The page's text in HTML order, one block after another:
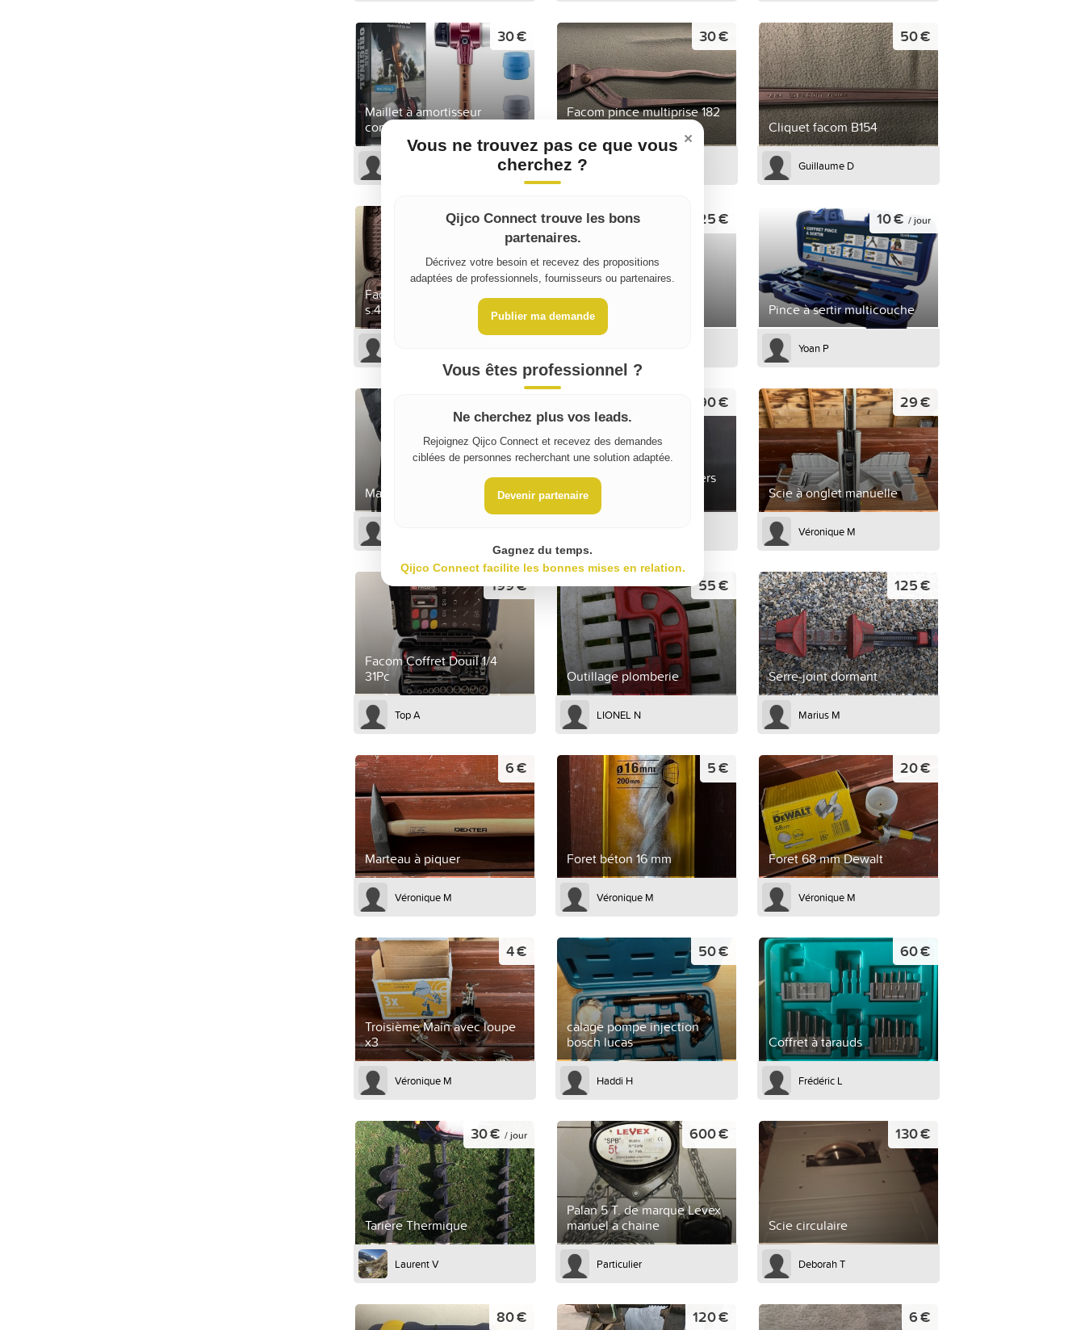
Maillet à amortisseur
composable Halder
30 €
Facom pince multiprise 182
30 €
Cliquet facom B154
50 €
Guillaume D
Facom coffret à cliquet
s.441ap
220 €
Pince coupante FACOM,
192-16 CP
25 €
Pince à sertir multicouche
10 € / jour
Yoan P
Marteau burineur
Pistolet sert cables colliers
ty-rap
90 €
Scie à onglet manuelle
29 €
Véronique M
Facom Coffret Douil 1/4
31Pc
199 €
Top A
Outillage plomberie
55 €
LIONEL N
Serre-joint dormant
125 €
Marius M
Marteau à piquer
6 €
Véronique M
Foret béton 16 mm
5 €
Véronique M
Foret 68 mm Dewalt
20 €
Véronique M
Troisième Main avec loupe
x3
4 €
Véronique M
calage pompe injection
bosch lucas
50 €
Haddi H
Coffret à tarauds
60 €
Frédéric L
Tarière Thermique
30 € / jour
Laurent V
Palan 5 T. de marque Levex
manuel a chaine
600 €
Particulier
Scie circulaire
130 €
Deborah T
80 € 120 € 6 €
×
Vous ne trouvez pas ce que vous
cherchez ?
Qijco Connect trouve les bons
partenaires.
Décrivez votre besoin et recevez des propositions
adaptées de professionnels, fournisseurs ou partenaires.
Publier ma demande
Vous êtes professionnel ?
Ne cherchez plus vos leads.
Rejoignez Qijco Connect et recevez des demandes
ciblées de personnes recherchant une solution adaptée.
Devenir partenaire
Gagnez du temps.
Qijco Connect facilite les bonnes mises en relation.